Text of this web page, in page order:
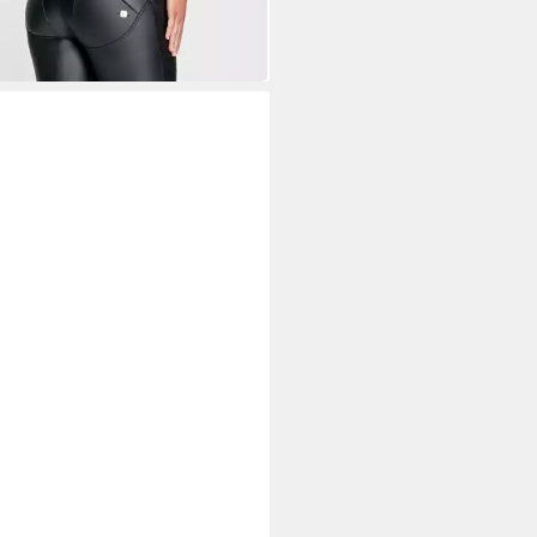
UVP 139,00 €